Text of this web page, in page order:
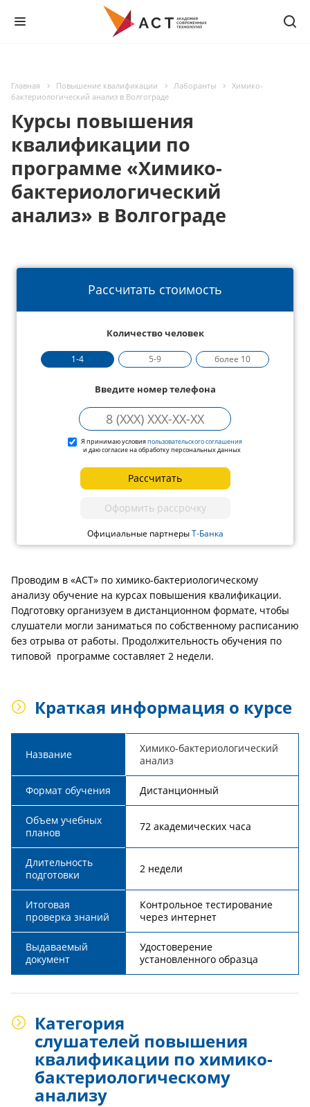
Главная Повышение квалификации Лаборанты
Химико-
бактериологический анализ в Волгограде
Курсы повышения
квалификации по
программе «Химико-
бактериологический
анализ» в Волгограде
Рассчитать стоимость
Количество человек
1-4 5-9 более 10
Введите номер телефона
Я принимаю условияпользовательского соглашения
и даю согласие на обработку персональных данных
Рассчитать
Оформить рассрочку
Официальные партнерыТ-Банка
Проводим в «АСТ» по химико-бактериологическому
анализу обучение на курсах повышения квалификации.
Подготовку организуем в дистанционном формате, чтобы
слушатели могли заниматься по собственному расписанию
без отрыва от работы. Продолжительность обучения по
типовой программе составляет 2 недели.
Краткая информация о курсе
Название
Химико-бактериологический
анализ
Формат обучения Дистанционный
Объем учебных
планов
72 академических часа
Длительность
подготовки
2 недели
Итоговая
проверка знаний
Контрольное тестирование
через интернет
Выдаваемый
документ
Удостоверение
установленного образца
Категория
слушателей повышения
квалификации по химико-
бактериологическому
анализу